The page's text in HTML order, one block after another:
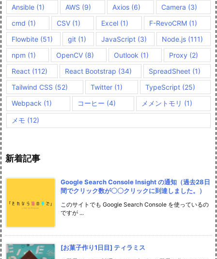
Ansible (1) AWS (9) Axios(6) Camera (3)
cmd (1) CSV (1) Excel (1) F-RevoCRM (1)
Flowbite (51) git (1) JavaScript (3) Node.js (111)
npm (1) OpenCV(8) Outlook (1) Proxy (2)
React (112) React Bootstrap (34) SpreadSheet (1)
Tailwind CSS (52) Twitter (1) TypeScript (25)
Webpack (1) コーヒー (4) メメントモリ (1)
メモ (12)
新着記事
Google Search Console Insight の通知（過去28日
間でクリック数が〇〇クリックに到達しました。）
このサイトでも Google Search Console を使っているの
ですが ...
[お菓子作り1日目] ティラミス